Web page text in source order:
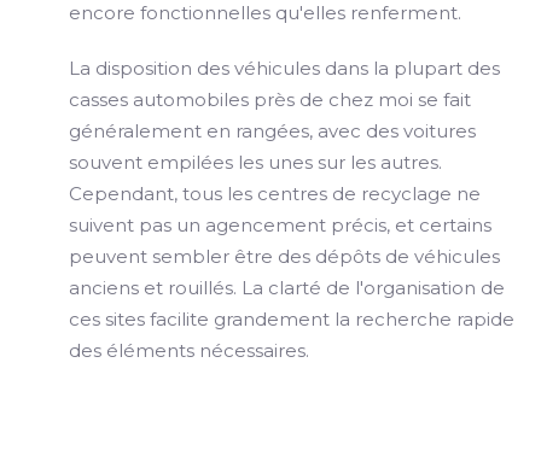
encore fonctionnelles qu'elles renferment.
La disposition des véhicules dans la plupart des
casses automobiles près de chez moi se fait
généralement en rangées, avec des voitures
souvent empilées les unes sur les autres.
Cependant, tous les centres de recyclage ne
suivent pas un agencement précis, et certains
peuvent sembler être des dépôts de véhicules
anciens et rouillés. La clarté de l'organisation de
ces sites facilite grandement la recherche rapide
des éléments nécessaires.